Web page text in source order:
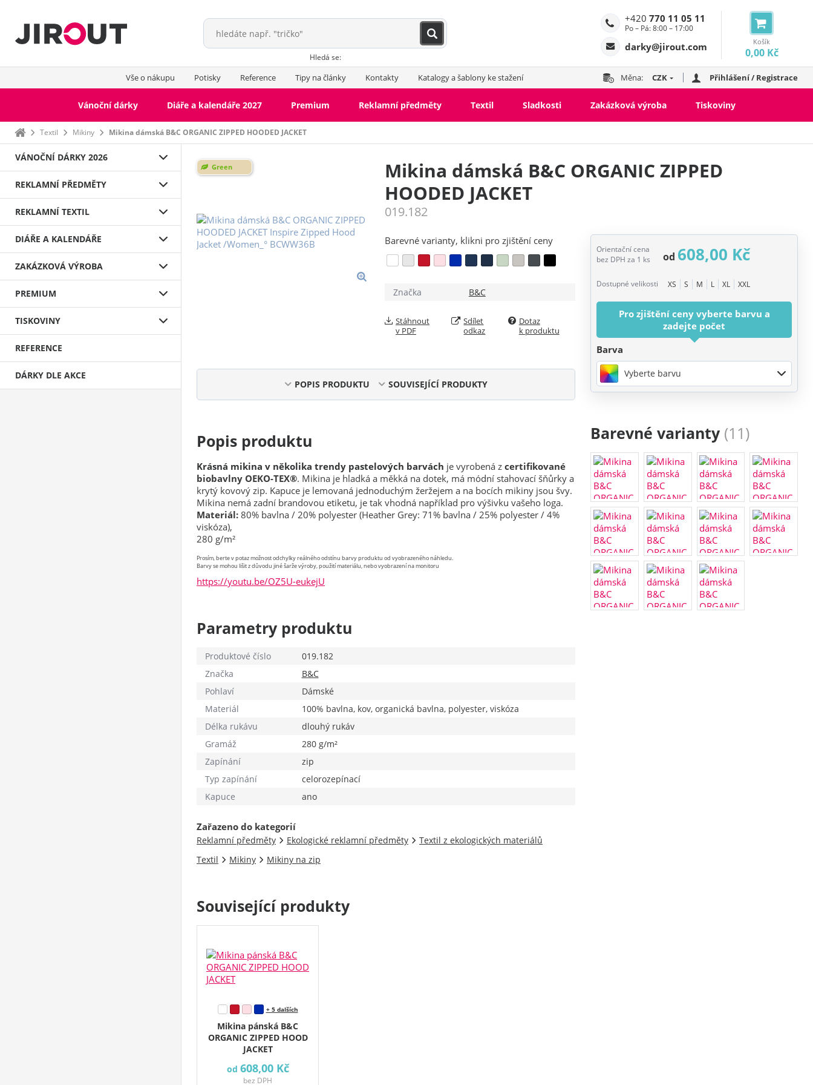
Košík
0,00 Kč
+420 770 11 05 11
Po – Pá: 8:00 – 17:00
darky@jirout.com
Hledá se:
Vše o nákupu Potisky Reference Tipy na články Kontakty Katalogy a šablony ke stažení Měna: CZK Přihlášení / Registrace
Vánoční dárky Diáře a kalendáře 2027 Premium Reklamní předměty Textil
Mikiny Klokanky
Mikiny přes hlavu
Mikiny na zip
Sladkosti Zakázková výroba Tiskoviny
Domů Textil Mikiny Mikina dámská B&C ORGANIC ZIPPED HOODED JACKET
VÁNOČNÍ DÁRKY 2026
REKLAMNÍ PŘEDMĚTY
REKLAMNÍ TEXTIL
DIÁŘE A KALENDÁŘE
ZAKÁZKOVÁ VÝROBA
PREMIUM
TISKOVINY
REFERENCE
DÁRKY DLE AKCE
Mikina dámská B&C ORGANIC ZIPPED
HOODED JACKET
019.182
Green
Barevné varianty, klikni pro zjištění ceny
Orientační cena
bez DPH za 1 ks
od 608,00 Kč
Dostupné velikosti XS S M L XL XXL
Pro zjištění ceny vyberte barvu a
zadejte počet
Barva
Vyberte barvu
Značka B&C
Stáhnout
v PDF
Sdílet
odkaz
Dotaz
k produktu
POPIS PRODUKTU SOUVISEJÍCÍ PRODUKTY
Popis produktu
Krásná mikina v několika trendy pastelových barvách je vyrobená z certifikované
biobavlny OEKO-TEX®. Mikina je hladká a měkká na dotek, má módní stahovací šňůrky a
krytý kovový zip. Kapuce je lemovaná jednoduchým žeržejem a na bocích mikiny jsou švy.
Mikina nemá zadní brandovou etiketu, je tak vhodná například pro výšivku vašeho loga.
Materiál: 80% bavlna / 20% polyester (Heather Grey: 71% bavlna / 25% polyester / 4%
viskóza),
280 g/m²
Prosím, berte v potaz možnost odchylky reálného odstínu barvy produktu od vyobrazeného náhledu.
Barvy se mohou lišit z důvodu jiné šarže výroby, použití materiálu, nebo vyobrazení na monitoru
https://youtu.be/OZ5U-eukejU
Parametry produktu
Produktové číslo
019.182
Značka
B&C
Pohlaví
Dámské
Materiál
100% bavlna, kov, organická bavlna, polyester, viskóza
Délka rukávu
dlouhý rukáv
Gramáž
280 g/m²
Zapínání
zip
Typ zapínání
celorozepínací
Kapuce
ano
Zařazeno do kategorií
Reklamní předměty Ekologické reklamní předměty
Textil z ekologických materiálů
Textil
Mikiny Mikiny na zip
Barevné varianty (11)
Související produkty
Mikina pánská B&C
ORGANIC ZIPPED HOOD
JACKET
+ 5 dalších
od 608,00 Kč
bez DPH